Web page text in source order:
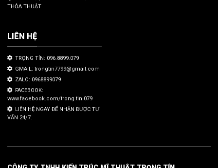
THỎA THUẬT
LIÊN HỆ
TRỌNG TÍN: 096.8899.079
GMAIL: trongtin7799@gmail.com
ZALO: 0968899079
FACEBOOK:
www.facebook.com/trong.tin.079
LIÊN HỆ NGAY ĐỂ NHẬN ĐƯỢC TƯ
VẤN 24/7.